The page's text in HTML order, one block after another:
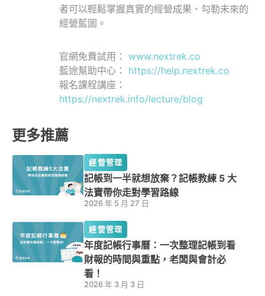
者可以輕鬆掌握真實的經營成果、勾勒未來的
經營藍圖。
官網免費試用： www.nextrek.co
藍途幫助中心： https://help.nextrek.co
報名課程講座：
https://nextrek.info/lecture/blog
更多推薦
經營管理
記帳到一半就想放棄？記帳教練 5 大
法寶帶你走對學習路線
2026 年 5 月 27 日
經營管理
年度記帳行事曆：一次整理記帳到看
財報的時間與重點，老闆與會計必
看！
2026 年 3 月 3 日